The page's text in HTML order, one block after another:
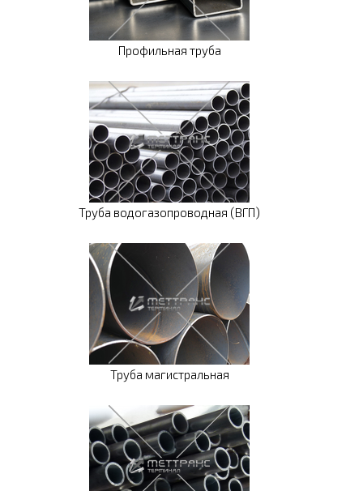
Профильная труба
Труба водогазопроводная (ВГП)
Труба магистральная